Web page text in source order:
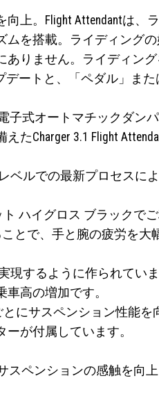
上。Flight Attendantは、
を搭載。ライディング
りません。ライディング
ートと、「ペダル」ま
子式オートマチックダン
Charger 3.1 Flight
ルでの最新プロセスに
ハイグロス ブラックでご
とで、手と腕の疲労を
現するように作られてい
高の増加です。
とにサスペンション性能を
が付属しています。
ペンションの感触を向上